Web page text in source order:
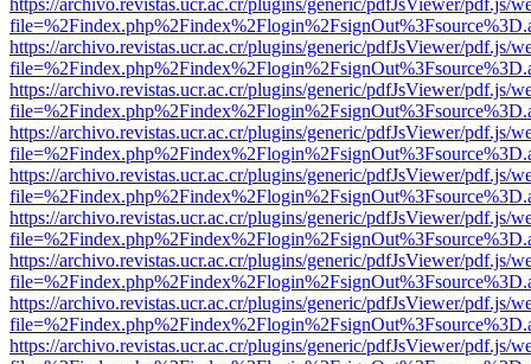
https://archivo.revistas.ucr.ac.cr/plugins/generic/pdfJsViewer/pdf.js/
https://archivo.revistas.ucr.ac.cr/plugins/generic/pdfJsViewer/pdf.js/
https://archivo.revistas.ucr.ac.cr/plugins/generic/pdfJsViewer/pdf.js/
https://archivo.revistas.ucr.ac.cr/plugins/generic/pdfJsViewer/pdf.js/
https://archivo.revistas.ucr.ac.cr/plugins/generic/pdfJsViewer/pdf.js/
https://archivo.revistas.ucr.ac.cr/plugins/generic/pdfJsViewer/pdf.js/
https://archivo.revistas.ucr.ac.cr/plugins/generic/pdfJsViewer/pdf.js/
https://archivo.revistas.ucr.ac.cr/plugins/generic/pdfJsViewer/pdf.js/
https://archivo.revistas.ucr.ac.cr/plugins/generic/pdfJsViewer/pdf.js/